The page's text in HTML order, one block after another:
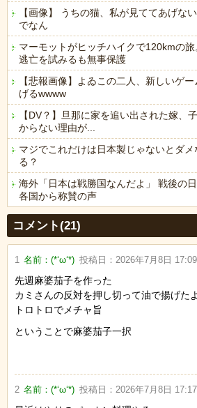
【画像】 うちの猫、私が見ててあげな
でなん
マーモットがヒッチハイクで120kmの
逃亡を試みるも無事保護
【悲報画像】よゐこの二人、新しいゲ
げるwwww
【DV？】旦那に家を追い出された嫁、
からない理由が...
マジでこれだけは日本製じゃないとダ
る？
海外「日本は戦勝国なんだよ」 戦後の
各国から称賛の声
Powered by livedoor 相互RSS
コメント(21)
1 名前：(*‘ω‘*) 投稿日： 2026年7月8日
先週麻婆茄子を作った
カミさんの反対を押し切って油で揚げ
トロトロでメチャ旨
ということで麻婆茄子一択
2 名前：(*‘ω‘*) 投稿日： 2026年7月8日